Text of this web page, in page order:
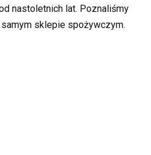
nastoletnich lat. Poznaliśmy
sklepie spożywczym.